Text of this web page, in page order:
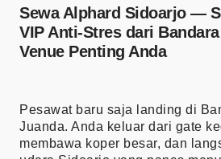
Sewa Alphard Sidoarjo —
VIP Anti-Stres dari
Venue Penting Anda
Pesawat baru saja landing di
Juanda. Anda keluar dari gate
membawa koper besar, dan